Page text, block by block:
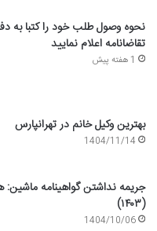
نحوه وصول طلب خود را کتبا به
تقاضانامه اعلام نمایید
1 هفته پیش
بهترین وکیل خانم در تهرانپارس
1404/11/14
جریمه نداشتن گواهینامه ماشین:
(۱۴۰۳)
1404/10/06